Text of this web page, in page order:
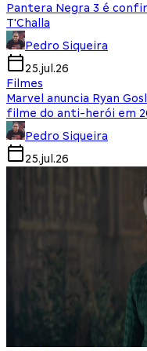
Pantera Negra 3 é
T'Challa
Pedro Siqueira
25.jul.26
Filmes
Marvel anuncia Ryan
filme do anti-herói em
Pedro Siqueira
25.jul.26